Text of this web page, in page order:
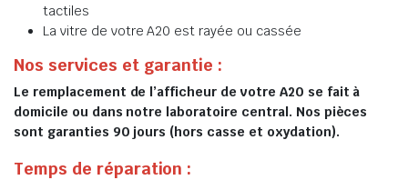
tactiles
La vitre de votre A20 est rayée ou cassée
Nos services et garantie :
Le remplacement de l’afficheur de votre A20 se fait à
domicile ou dans notre laboratoire central. Nos pièces
sont garanties 90 jours (hors casse et oxydation).
Temps de réparation :